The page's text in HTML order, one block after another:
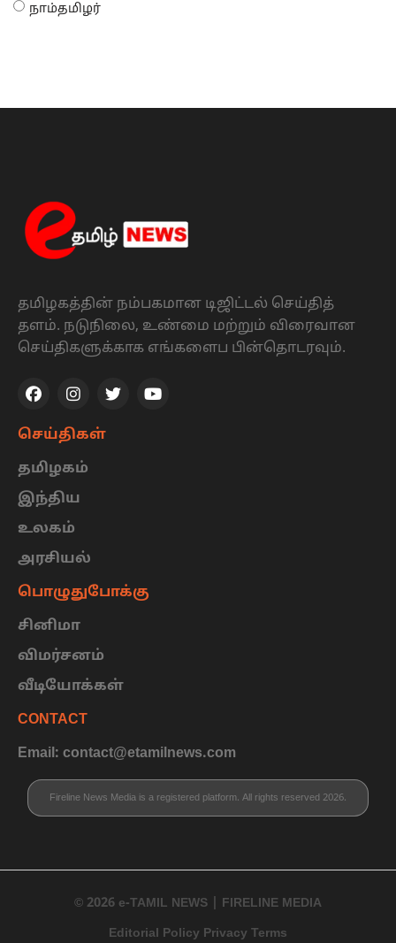
நாம்தமிழர்
தமிழகத்தின் நம்பகமான டிஜிட்டல் செய்தித்
தளம். நடுநிலை, உண்மை மற்றும் விரைவான
செய்திகளுக்காக எங்களைப பின்தொடரவும்.
செய்திகள்
தமிழகம்
இந்திய
உலகம்
அரசியல்
பொழுதுபோக்கு
சினிமா
விமர்சனம்
வீடியோக்கள்
CONTACT
Email: contact@etamilnews.com
Fireline News Media is a registered platform. All rights reserved 2026.
© 2026 e-TAMIL NEWS | FIRELINE MEDIA
Editorial Policy Privacy Terms